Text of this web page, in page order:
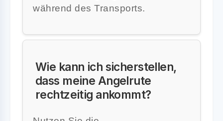
während des Transports.
Wie kann ich sicherstellen,
dass meine Angelrute
rechtzeitig ankommt?